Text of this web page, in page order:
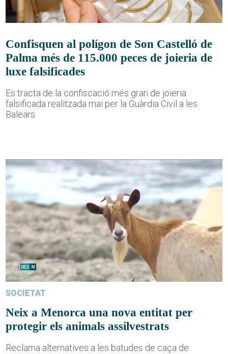
Confisquen al polígon de Son Castelló de
Palma més de 115.000 peces de joieria de
luxe falsificades
Es tracta de la confiscació més gran de joieria
falsificada realitzada mai per la Guàrdia Civil a les
Balears
SOCIETAT
Neix a Menorca una nova entitat per
protegir els animals assilvestrats
Reclama alternatives a les batudes de caça de